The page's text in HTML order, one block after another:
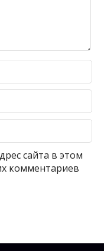
сайта в этом
комментариев